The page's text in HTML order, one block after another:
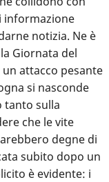
informazione
notizia. Ne è
Giornata del
attacco pesante
si nasconde
tanto sulla
che le vite
degne di
subito dopo un
è evidente: i